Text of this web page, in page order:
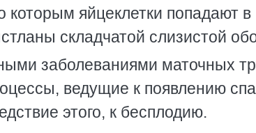
яйцеклетки попадают в
складчатой слизистой
заболеваниями маточных
ведущие к появлению
этого, к бесплодию.